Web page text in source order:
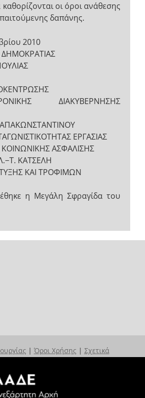
οι όροι ανάθεσης
δαπάνης.
2010
ΔΙΑΚΥΒΕΡΝΗΣΗΣ
ΕΡΓΑΣΙΑΣ
ΚΟΙΝΩΝΙΚΗΣ ΑΣΦΑΛΙΣΗΣ
ΚΑΤΣΕΛΗ
ΚΑΙ ΤΡΟΦΙΜΩΝ
η Μεγάλη Σφραγίδα του
| Όροι Χρήσης | Σχετικά